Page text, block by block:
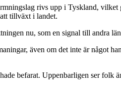
rivs upp i Tyskland,
tillväxt i landet.
nu, som en signal till andra
även om det inte är något
befarat. Uppenbarligen ser folk